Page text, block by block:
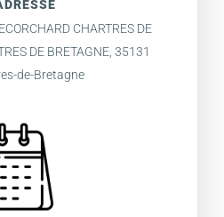
CHARTRES DE
DE BRETAGNE, 35131
de-Bretagne